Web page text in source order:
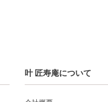
叶 匠寿庵について